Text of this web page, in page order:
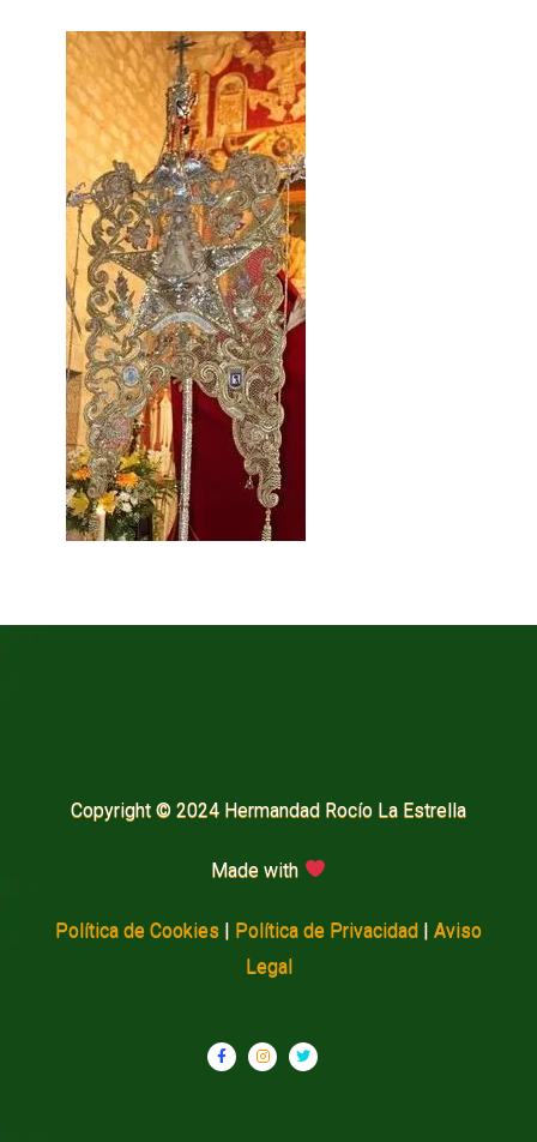
Copyright © 2024 Hermandad Rocío La Estrella
Made with
Política de Cookies | Política de Privacidad | Aviso
Legal